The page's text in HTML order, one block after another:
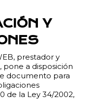
Y
prestador y
pone a disposición
documento para
de la Ley 34/2002,